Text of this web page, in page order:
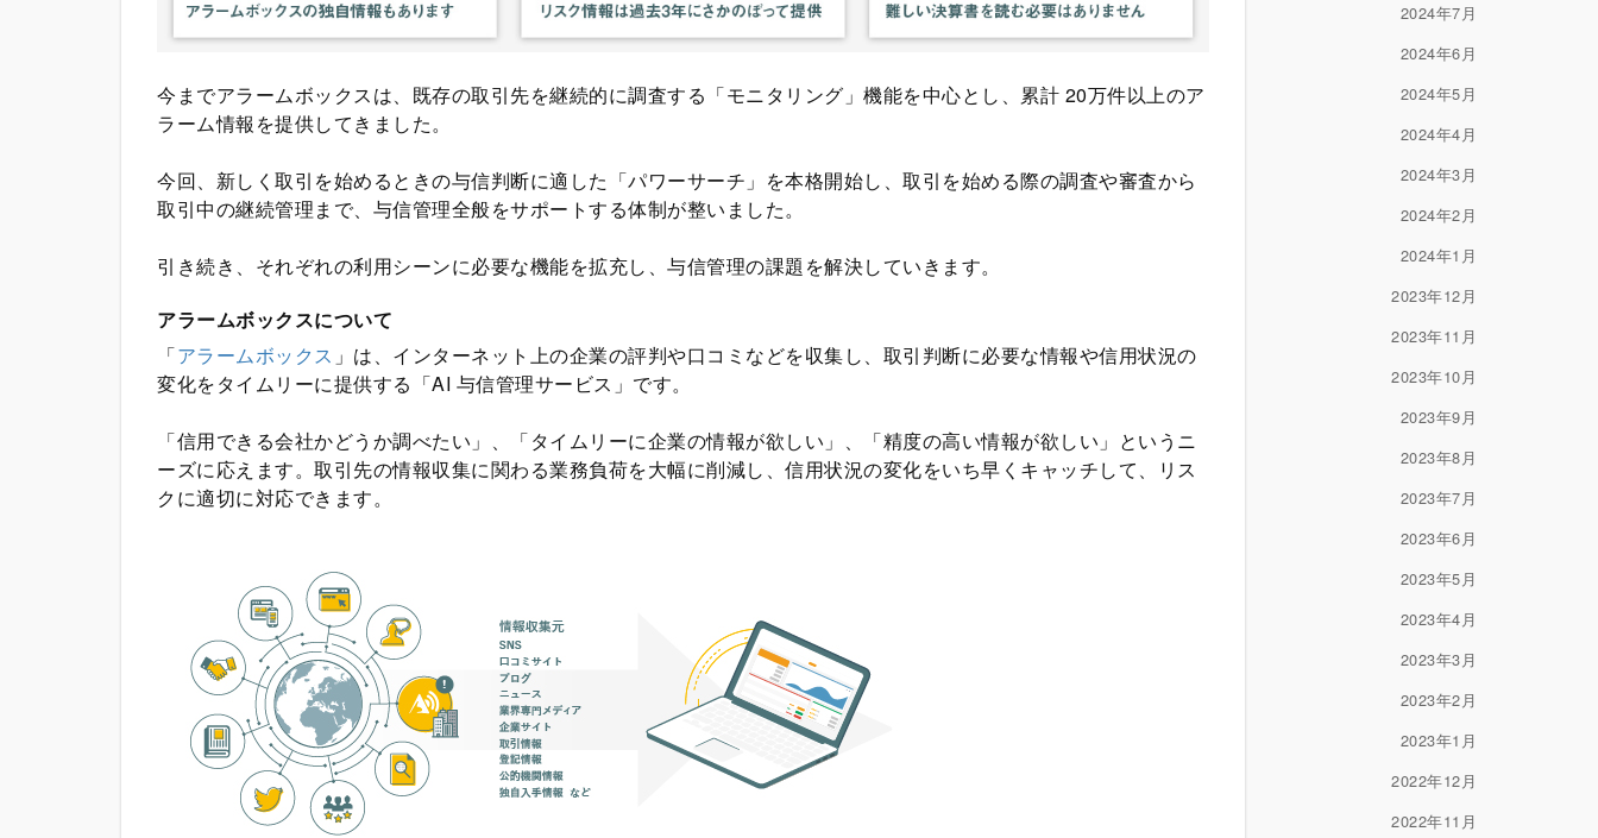
今までアラームボックスは、既存の取引先を継続的に調査する「モニタリング」機能を中心とし、累計 20万件以上のア
ラーム情報を提供してきました。
今回、新しく取引を始めるときの与信判断に適した「パワーサーチ」を本格開始し、取引を始める際の調査や審査から
取引中の継続管理まで、与信管理全般をサポートする体制が整いました。
引き続き、それぞれの利用シーンに必要な機能を拡充し、与信管理の課題を解決していきます。
アラームボックスについて
「アラームボックス 」は、インターネット上の企業の評判や口コミなどを収集し、取引判断に必要な情報や信用状況の
変化をタイムリーに提供する「AI 与信管理サービス」です。
「信用できる会社かどうか調べたい」、「タイムリーに企業の情報が欲しい」、「精度の高い情報が欲しい」というニ
ーズに応えます。取引先の情報収集に関わる業務負荷を大幅に削減し、信用状況の変化をいち早くキャッチして、リス
クに適切に対応できます。
2024年7月
2024年6月
2024年5月
2024年4月
2024年3月
2024年2月
2024年1月
2023年12月
2023年11月
2023年10月
2023年9月
2023年8月
2023年7月
2023年6月
2023年5月
2023年4月
2023年3月
2023年2月
2023年1月
2022年12月
2022年11月